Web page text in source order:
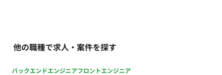
他の職種で求人・案件を探す
バックエンドエンジニアフロントエンジニア